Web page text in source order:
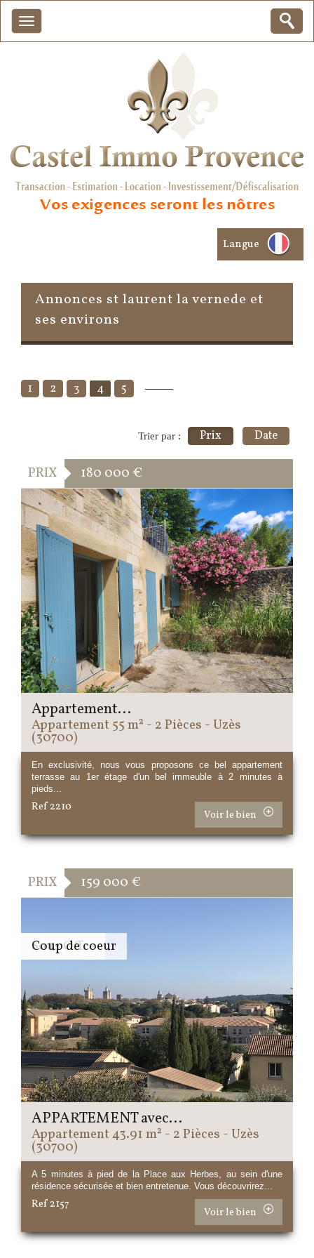
Langue
Annonces st laurent la vernede et
ses environs
1 2 3 4 5
Trier par : Prix Date
PRIX 180 000 €
Appartement...
Appartement 55 m² - 2 Pièces - Uzès
(30700)
En exclusivité, nous vous proposons ce bel appartement
terrasse au 1er étage d'un bel immeuble à 2 minutes à
pieds...
Ref 2210
Voir le bien
PRIX 159 000 €
Sous Offre
Coup de coeur
APPARTEMENT avec...
Appartement 43.91 m² - 2 Pièces - Uzès
(30700)
A 5 minutes à pied de la Place aux Herbes, au sein d'une
résidence sécurisée et bien entretenue. Vous découvrirez...
Ref 2157
Voir le bien